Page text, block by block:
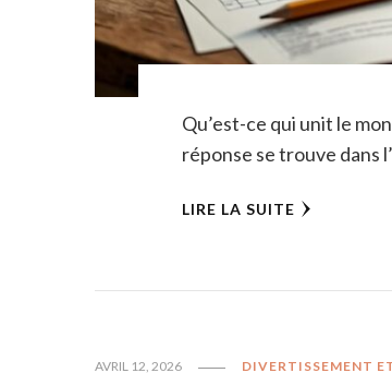
Qu’est-ce qui unit le
réponse se trouve dans
LIRE LA SUITE
AVRIL 12, 2026 DIVERTISSEMENT